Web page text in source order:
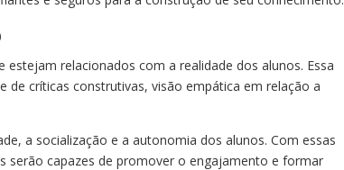
relacionados com a realidade dos alunos. Essa
críticas construtivas, visão empática em relação a
a socialização e a autonomia dos alunos. Com essas
serão capazes de promover o engajamento e formar